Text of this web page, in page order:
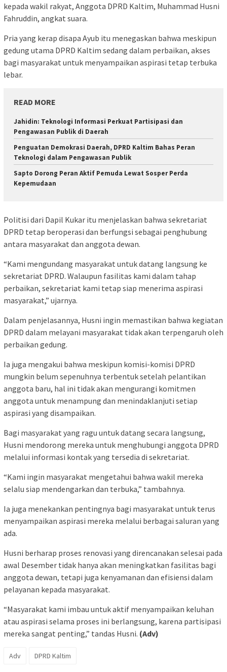
kepada wakil rakyat, Anggota DPRD Kaltim, Muhammad Husni
Fahruddin, angkat suara.
Pria yang kerap disapa Ayub itu menegaskan bahwa meskipun
gedung utama DPRD Kaltim sedang dalam perbaikan, akses
bagi masyarakat untuk menyampaikan aspirasi tetap terbuka
lebar.
READ MORE
Jahidin: Teknologi Informasi Perkuat Partisipasi dan
Pengawasan Publik di Daerah
Penguatan Demokrasi Daerah, DPRD Kaltim Bahas Peran
Teknologi dalam Pengawasan Publik
Sapto Dorong Peran Aktif Pemuda Lewat Sosper Perda
Kepemudaan
Politisi dari Dapil Kukar itu menjelaskan bahwa sekretariat
DPRD tetap beroperasi dan berfungsi sebagai penghubung
antara masyarakat dan anggota dewan.
“Kami mengundang masyarakat untuk datang langsung ke
sekretariat DPRD. Walaupun fasilitas kami dalam tahap
perbaikan, sekretariat kami tetap siap menerima aspirasi
masyarakat,” ujarnya.
Dalam penjelasannya, Husni ingin memastikan bahwa kegiatan
DPRD dalam melayani masyarakat tidak akan terpengaruh oleh
perbaikan gedung.
Ia juga mengakui bahwa meskipun komisi-komisi DPRD
mungkin belum sepenuhnya terbentuk setelah pelantikan
anggota baru, hal ini tidak akan mengurangi komitmen
anggota untuk menampung dan menindaklanjuti setiap
aspirasi yang disampaikan.
Bagi masyarakat yang ragu untuk datang secara langsung,
Husni mendorong mereka untuk menghubungi anggota DPRD
melalui informasi kontak yang tersedia di sekretariat.
“Kami ingin masyarakat mengetahui bahwa wakil mereka
selalu siap mendengarkan dan terbuka,” tambahnya.
Ia juga menekankan pentingnya bagi masyarakat untuk terus
menyampaikan aspirasi mereka melalui berbagai saluran yang
ada.
Husni berharap proses renovasi yang direncanakan selesai pada
awal Desember tidak hanya akan meningkatkan fasilitas bagi
anggota dewan, tetapi juga kenyamanan dan efisiensi dalam
pelayanan kepada masyarakat.
“Masyarakat kami imbau untuk aktif menyampaikan keluhan
atau aspirasi selama proses ini berlangsung, karena partisipasi
mereka sangat penting,” tandas Husni. (Adv)
Adv DPRD Kaltim